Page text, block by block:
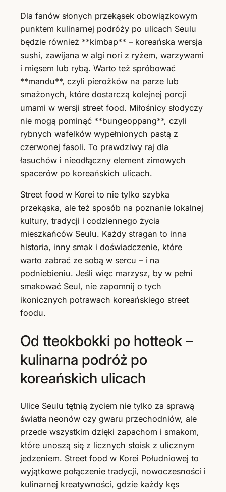
Dla fanów słonych przekąsek obowiązkowym
punktem kulinarnej podróży po ulicach Seulu
będzie również **kimbap** – koreańska wersja
sushi, zawijana w algi nori z ryżem, warzywami
i mięsem lub rybą. Warto też spróbować
**mandu**, czyli pierożków na parze lub
smażonych, które dostarczą kolejnej porcji
umami w wersji street food. Miłośnicy słodyczy
nie mogą pominąć **bungeoppang**, czyli
rybnych wafelków wypełnionych pastą z
czerwonej fasoli. To prawdziwy raj dla
łasuchów i nieodłączny element zimowych
spacerów po koreańskich ulicach.
Street food w Korei to nie tylko szybka
przekąska, ale też sposób na poznanie lokalnej
kultury, tradycji i codziennego życia
mieszkańców Seulu. Każdy stragan to inna
historia, inny smak i doświadczenie, które
warto zabrać ze sobą w sercu – i na
podniebieniu. Jeśli więc marzysz, by w pełni
smakować Seul, nie zapomnij o tych
ikonicznych potrawach koreańskiego street
foodu.
Od tteokbokki po hotteok –
kulinarna podróż po
koreańskich ulicach
Ulice Seulu tętnią życiem nie tylko za sprawą
światła neonów czy gwaru przechodniów, ale
przede wszystkim dzięki zapachom i smakom,
które unoszą się z licznych stoisk z ulicznym
jedzeniem. Street food w Korei Południowej to
wyjątkowe połączenie tradycji, nowoczesności i
kulinarnej kreatywności, gdzie każdy kęs